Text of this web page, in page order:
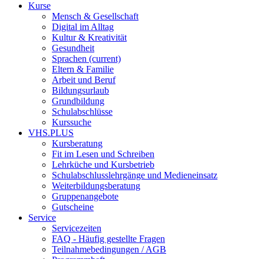
Kurse
Mensch & Gesellschaft
Digital im Alltag
Kultur & Kreativität
Gesundheit
Sprachen (current)
Eltern & Familie
Arbeit und Beruf
Bildungsurlaub
Grundbildung
Schulabschlüsse
Kurssuche
VHS.PLUS
Kursberatung
Fit im Lesen und Schreiben
Lehrküche und Kursbetrieb
Schulabschlusslehrgänge und Medieneinsatz
Weiterbildungsberatung
Gruppenangebote
Gutscheine
Service
Servicezeiten
FAQ - Häufig gestellte Fragen
Teilnahmebedingungen / AGB